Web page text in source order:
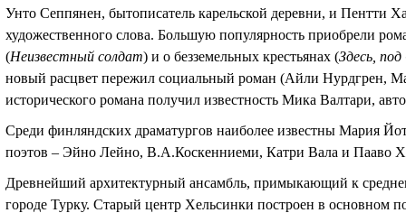
Унто Сеппянен, бытописатель карельской деревни, и Пентти
художественного слова. Большую популярность приобрели
(Неизвестный солдат) и о безземельных крестьянах (Здесь, под
новый расцвет пережил социальный роман (Айли Нурдгрен,
исторического романа получил известность Мика Валтари,
Среди финляндских драматургов наиболее известны Мария
поэтов – Эйно Лейно, В.А.Коскенниеми, Катри Вала и Пааво
Древнейший архитектурный ансамбль, примыкающий к
городе Турку. Старый центр Хельсинки построен в основном